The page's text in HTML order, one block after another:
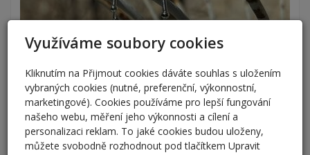
Využíváme soubory cookies
Kliknutím na Přijmout cookies dáváte souhlas s uložením
vybraných cookies (nutné, preferenční, výkonnostní,
marketingové). Cookies používáme pro lepší fungování
našeho webu, měření jeho výkonnosti a cílení a
personalizaci reklam. To jaké cookies budou uloženy,
můžete svobodně rozhodnout pod tlačítkem Upravit